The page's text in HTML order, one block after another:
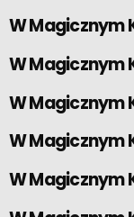
W Magicznym
W Magicznym
W Magicznym
W Magicznym
W Magicznym